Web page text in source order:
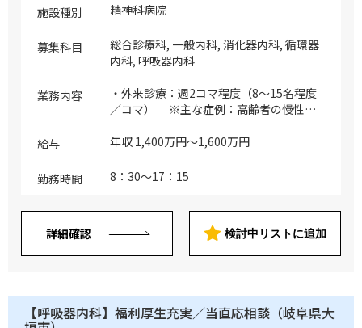
施設種別 精神科病院
募集科目
総合診療科, 一般内科, 消化器内科, 循環器
内科, 呼吸器内科
業務内容
・外来診療：週2コマ程度（8～15名程度
／コマ） ※主な症例：高齢者の慢性疾
程度（主治医制） ・健診：10～20名程度
など、季節により件数が変わる（1ヶ月ゼ
可能な医師が望ましいが必須ではありませ
ん（シャント形成などは求めません） ※
医師の希望があれば、内視鏡検査、訪問診
は、基本的に個人宅と老人施設 ・個人
給与 年収 1,400万円～1,600万円
勤務時間 8：30～17：15
詳細確認 検討中リストに追加
【呼吸器内科】福利厚生充実／当直応相談（岐阜県大